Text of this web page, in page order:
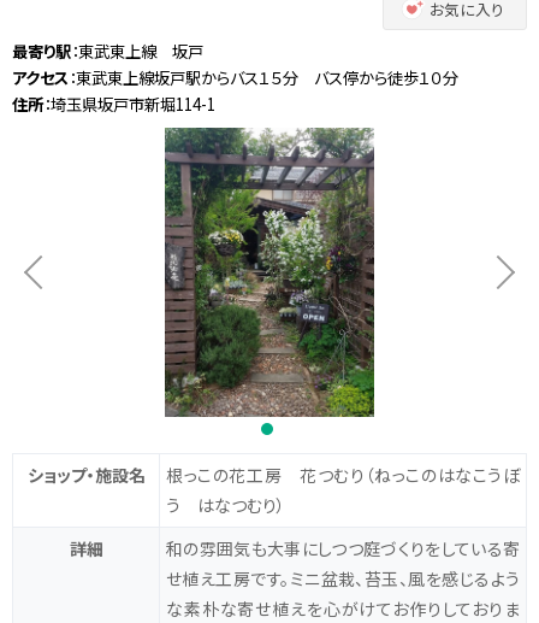
お気に入り
最寄り駅：東武東上線 坂戸
アクセス ：東武東上線坂戸駅からバス１５分 バス停から徒歩１０分
住所：埼玉県坂戸市新堀114-1
ショップ・施設名 根っこの花工房 花つむり （ねっこのはなこうぼ
う はなつむり）
詳細
和の雰囲気も大事にしつつ庭づくりをしている寄
せ植え工房です。ミニ盆栽、苔玉、風を感じるよう
な素朴な寄せ植えを心がけてお作りしておりま